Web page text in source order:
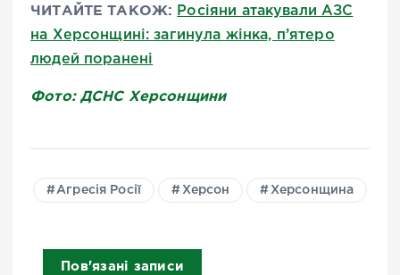
ЧИТАЙТЕ ТАКОЖ: Росіяни атакували АЗС
на Херсонщині: загинула жінка, п’ятеро
людей поранені
Фото: ДСНС Херсонщини
Агресія Росії Херсон Херсонщина
Пов'язані записи